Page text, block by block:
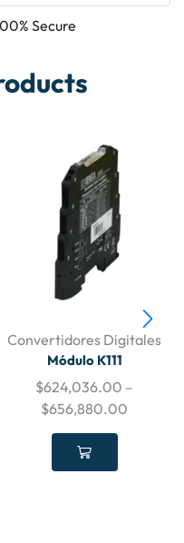
Secure
Convertidores Digitales
Módulo K111
$624,036.00 –
$656,880.00